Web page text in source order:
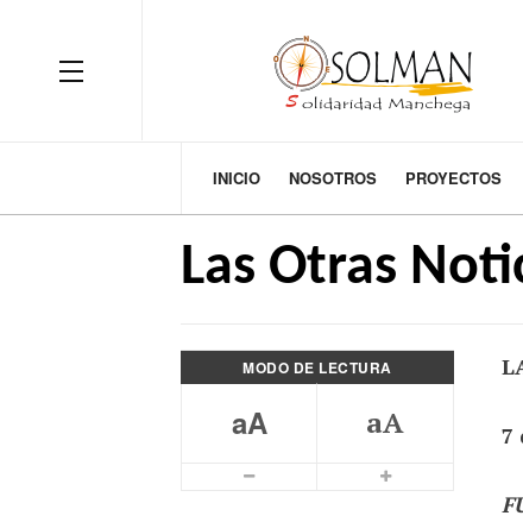
OFF CANVAS
INICIO NOSOTROS PROYECTOS
Las Otras
MODO DE LECTURA
aA aA 7